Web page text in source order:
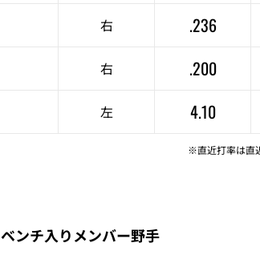
右 .236
右 .200
左 4.10
※直近打率は直
ベンチ入りメンバー野手